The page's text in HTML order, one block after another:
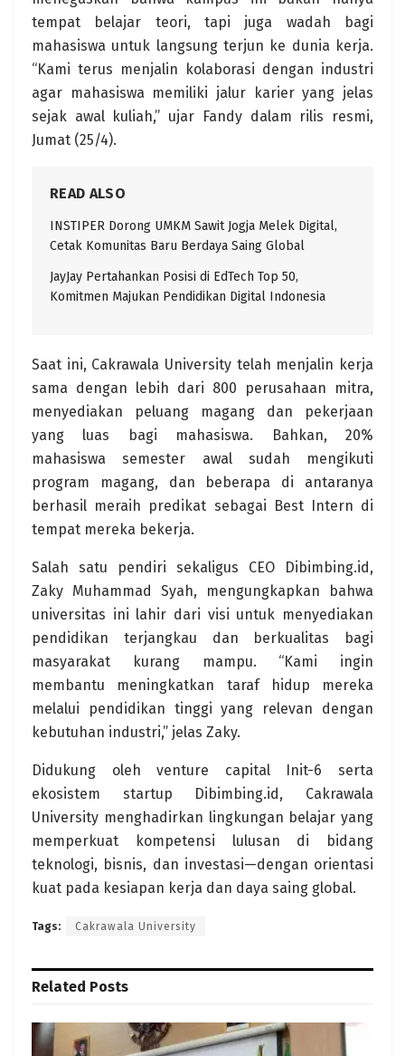
tempat belajar teori, tapi juga wadah bagi
mahasiswa untuk langsung terjun ke dunia kerja.
“Kami terus menjalin kolaborasi dengan industri
agar mahasiswa memiliki jalur karier yang jelas
sejak awal kuliah,” ujar Fandy dalam rilis resmi,
Jumat (25/4).
READ ALSO
INSTIPER Dorong UMKM Sawit Jogja Melek Digital,
Cetak Komunitas Baru Berdaya Saing Global
JayJay Pertahankan Posisi di EdTech Top 50,
Komitmen Majukan Pendidikan Digital Indonesia
Saat ini, Cakrawala University telah menjalin kerja
sama dengan lebih dari 800 perusahaan mitra,
menyediakan peluang magang dan pekerjaan
yang luas bagi mahasiswa. Bahkan, 20%
mahasiswa semester awal sudah mengikuti
program magang, dan beberapa di antaranya
berhasil meraih predikat sebagai Best Intern di
tempat mereka bekerja.
Salah satu pendiri sekaligus CEO Dibimbing.id,
Zaky Muhammad Syah, mengungkapkan bahwa
universitas ini lahir dari visi untuk menyediakan
pendidikan terjangkau dan berkualitas bagi
masyarakat kurang mampu. “Kami ingin
membantu meningkatkan taraf hidup mereka
melalui pendidikan tinggi yang relevan dengan
kebutuhan industri,” jelas Zaky.
Didukung oleh venture capital Init-6 serta
ekosistem startup Dibimbing.id, Cakrawala
University menghadirkan lingkungan belajar yang
memperkuat kompetensi lulusan di bidang
teknologi, bisnis, dan investasi—dengan orientasi
kuat pada kesiapan kerja dan daya saing global.
Tags: Cakrawala University
Related Posts